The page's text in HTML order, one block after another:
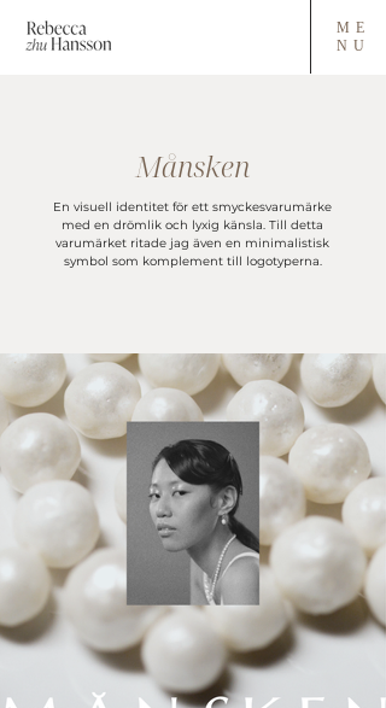
ME
NU
Månsken
En visuell identitet för ett smyckesvarumärke
med en drömlik och lyxig känsla. Till detta
varumärket ritade jag även en minimalistisk
symbol som komplement till logotyperna.